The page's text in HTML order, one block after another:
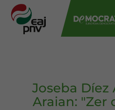
Joseba
Araian: "Zer